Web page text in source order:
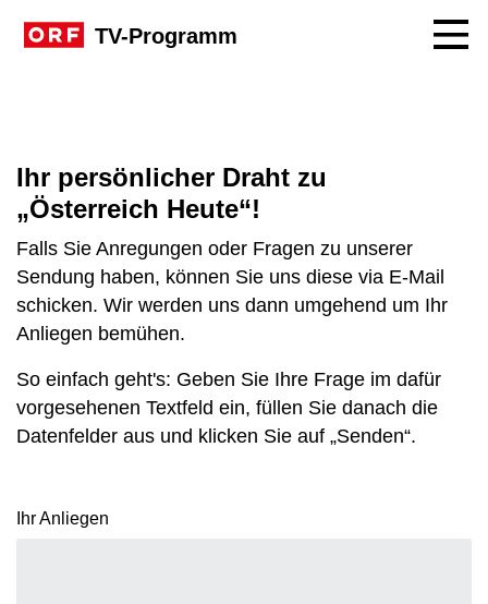
TV-Programm
Ihr persönlicher Draht zu
„Österreich Heute“!
Falls Sie Anregungen oder Fragen zu unserer
Sendung haben, können Sie uns diese via E-Mail
schicken. Wir werden uns dann umgehend um Ihr
Anliegen bemühen.
So einfach geht's: Geben Sie Ihre Frage im dafür
vorgesehenen Textfeld ein, füllen Sie danach die
Datenfelder aus und klicken Sie auf „Senden“.
Ihr Anliegen